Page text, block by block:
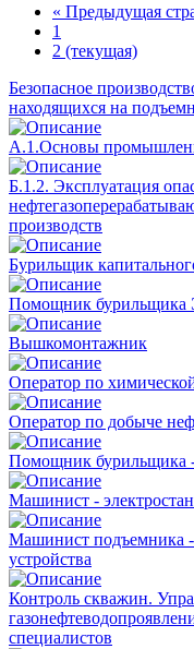
« Предыдущая
1
2 (текущая)
Безопасное
находящихся на
А.1.Основы
Б.1.2. Эксплуатация
производств
Бурильщик
Помощник бурильщика
Вышкомонтажник
Оператор по
Оператор по добыче
Помощник бурильщика -
Машинист -
Машинист подъемника -
устройства
Контроль скважин.
специалистов